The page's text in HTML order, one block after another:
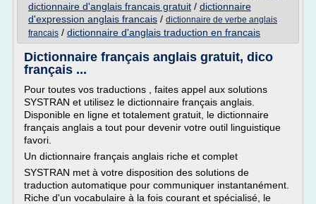
dictionnaire d'anglais francais gratuit / dictionnaire
d'expression anglais francais / dictionnaire de verbe anglais
francais / dictionnaire d'anglais traduction en francais
Dictionnaire français anglais gratuit, dico
français ...
Pour toutes vos traductions , faites appel aux solutions
SYSTRAN et utilisez le dictionnaire français anglais.
Disponible en ligne et totalement gratuit, le dictionnaire
français anglais a tout pour devenir votre outil linguistique
favori.
Un dictionnaire français anglais riche et complet
SYSTRAN met à votre disposition des solutions de
traduction automatique pour communiquer instantanément.
Riche d'un vocabulaire à la fois courant et spécialisé, le